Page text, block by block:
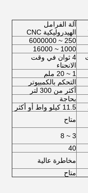
آلة الفرامل
الهيدروليكية CNC
250 ~ 6000000
1000 ~ 16000
4 ثوان في وقت
الانحناء
1 ~ 20 ملم
التحكم بالكمبيوتر
أكثر من 300 لتر
بحاجة
11.5 كيلو واط أو أكثر
متاح
3 ~ 8
40
مخاطرة عالية
متاح